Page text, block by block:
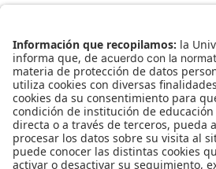
NORMATIVIDAD INSTITUCIONAL
Transparencia y acceso a información pública
Uso de datos personales
ENLACES RÁPIDOS